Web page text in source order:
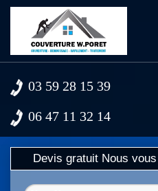
03 59 28 15 39
06 47 11 32 14
Devis gratuit Nous